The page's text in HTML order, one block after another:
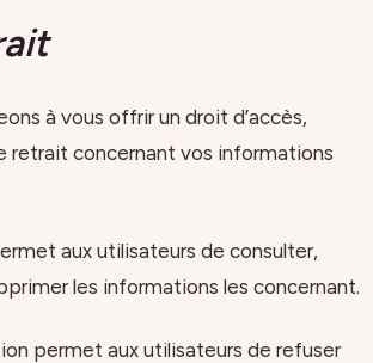
à vous offrir un droit d’accès,
retrait concernant vos informations
aux utilisateurs de consulter,
les informations les concernant.
permet aux utilisateurs de refuser